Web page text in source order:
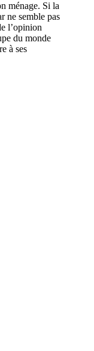
ménage. Si la
ne semble pas
l’opinion
du monde
à ses